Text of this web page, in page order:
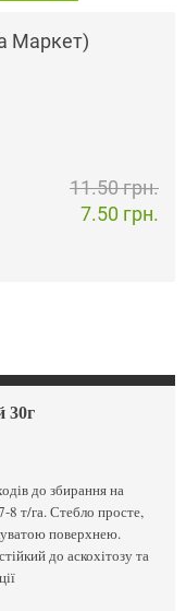
Маркет)
11.50 грн.
7.50 грн.
30г
до збирання на
8 т/га. Стебло просте,
поверхнею.
до аскохітозу та